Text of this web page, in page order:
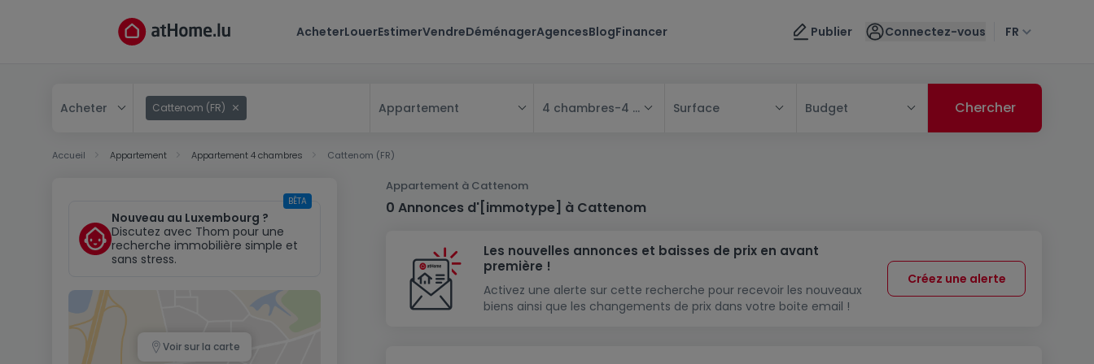
AcheterLouerEstimerVendreDéménagerAgencesBlogFinancer Publier Connectez-vous FR
Acheter Cattenom (FR) Appartement
Maison
Maison mitoyenne
Maison jumelée
Appartement
Chambre
Studio
Résidence
Lotissement
Maison à construire
Modèle de maison
Immeuble de rapport
4 chambres- 4 chambres Surface Budget
Accueil Appartement Appartement 4 chambres Cattenom (FR)
Appartement à Cattenom
0 Annonces d'[immotype] à Cattenom
Les nouvelles annonces et baisses de prix en avant
première !
Activez une alerte sur cette recherche pour recevoir les nouveaux
biens ainsi que les changements de prix dans votre boite email !
Créez une alerte
Nouveau au Luxembourg ?
Discutez avec Thom pour une
recherche immobilière simple et
sans stress.
BÊTA
Voir sur la carte